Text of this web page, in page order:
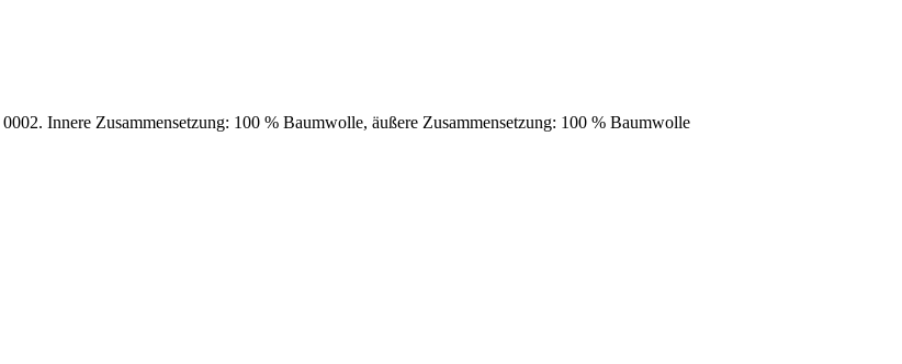
Innere Zusammensetzung: 100 % Baumwolle, äußere Zusammensetzung: 100 % Baumwolle